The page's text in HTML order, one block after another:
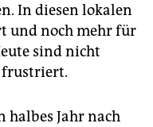
In diesen lokalen
und noch mehr für
sind nicht
frustriert.
halbes Jahr nach